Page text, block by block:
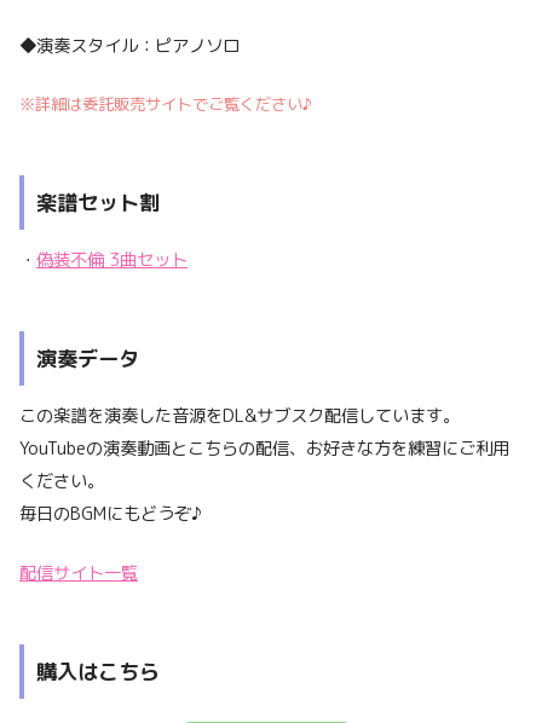
◆演奏スタイル：ピアノソロ
※詳細は委託販売サイトでご覧ください♪
楽譜セット割
・ 偽装不倫 3曲セット
演奏データ
この楽譜を演奏した音源をDL&サブスク配信しています。
YouTubeの演奏動画とこちらの配信、お好きな方を練習にご利用
ください。
毎日のBGMにもどうぞ♪
配信サイト一覧
購入はこちら